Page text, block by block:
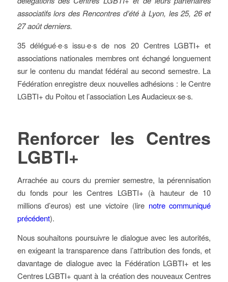
associatifs lors des Rencontres d’été à Lyon, les 25, 26 et
27 août derniers.
35 délégué·e·s issu·e·s de nos 20 Centres LGBTI+ et
associations nationales membres ont échangé longuement
sur le contenu du mandat fédéral au second semestre. La
Fédération enregistre deux nouvelles adhésions : le Centre
LGBTI+ du Poitou et l’association Les Audacieux·se·s.
Renforcer les Centres
LGBTI+
Arrachée au cours du premier semestre, la pérennisation
du fonds pour les Centres LGBTI+ (à hauteur de 10
millions d’euros) est une victoire (lire notre communiqué
précédent).
Nous souhaitons poursuivre le dialogue avec les autorités,
en exigeant la transparence dans l’attribution des fonds, et
davantage de dialogue avec la Fédération LGBTI+ et les
Centres LGBTI+ quant à la création des nouveaux Centres